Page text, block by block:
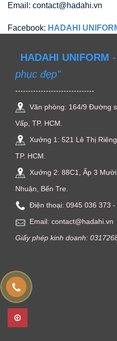
Email: contact@hadahi.vn
Facebook: HADAHI
HADAHI UNIFORM -
phục đẹp"
-------------------------------
Văn phòng: 164/9 Đường
Vấp, TP. HCM.
Xưởng 1: 521 Lê Thị
TP. HCM.
Xưởng 2: 88C1, Ấp 3
Nhuận, Bến Tre.
Điện thoại: ‭0945 036 373‬
Email: contact@hadahi.vn
Giấy phép kinh doanh: